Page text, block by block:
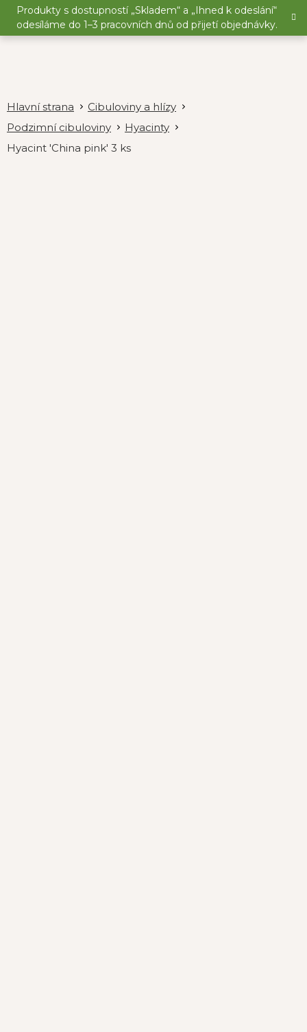
Přejít
obsah
Produkty s dostupností „Skladem“ a „Ihned k odeslání“
odesíláme do 1–3 pracovních dnů od přijetí objednávky.
Cibuloviny a hlízy
Podzimní cibuloviny
Hyacinty
Hyacint 'China pink' 3 ks